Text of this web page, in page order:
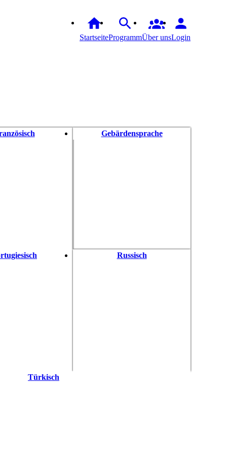
StartseiteProgrammÜber unsLogin
Gebärdensprache
Russisch
Türkisch